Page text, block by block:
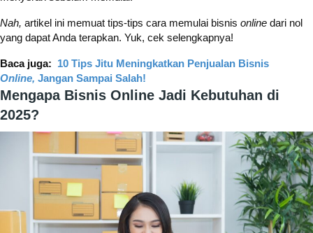
Nah, artikel ini memuat tips-tips cara memulai bisnis online dari nol
yang dapat Anda terapkan. Yuk, cek selengkapnya!
Baca juga: 10 Tips Jitu Meningkatkan Penjualan Bisnis
Online, Jangan Sampai Salah!
Mengapa Bisnis Online Jadi Kebutuhan di
2025?